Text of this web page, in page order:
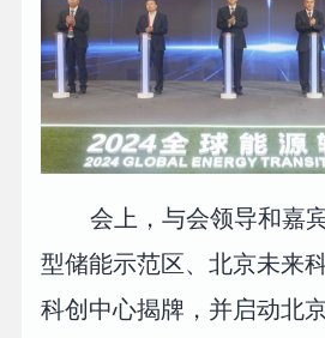
会上，与会领导和嘉
型储能示范区、北京未来
科创中心揭牌，并启动北